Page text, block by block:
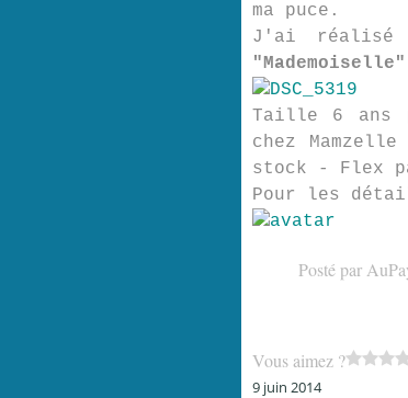
ma puce.
J'ai réalisé
"Mademoiselle"
Taille 6 ans
chez
stock - Flex
Pour les
Posté par
Vous aimez ?
9 juin 2014